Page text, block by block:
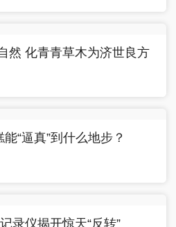
然 化青青草木为济世良方
“逼真”到什么地步？
录仪揭开惊天“反转”